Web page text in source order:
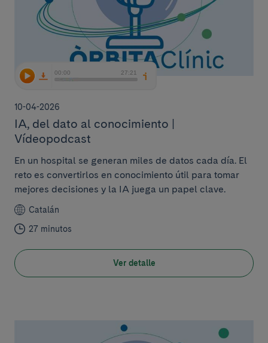
10-04-2026
IA, del dato al conocimiento |
Vídeopodcast
En un hospital se generan miles de datos cada día. El
reto es convertirlos en conocimiento útil para tomar
mejores decisiones y la IA juega un papel clave.
Catalán
27 minutos
Ver detalle